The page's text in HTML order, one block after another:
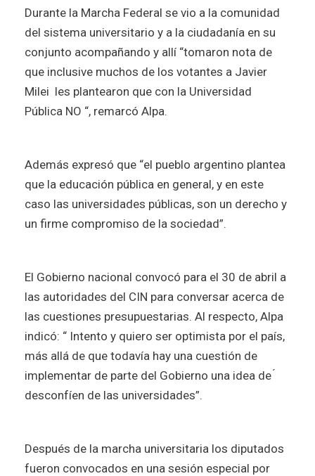
Durante la Marcha Federal se vio a la comunidad
del sistema universitario y a la ciudadanía en su
conjunto acompañando y allí “tomaron nota de
que inclusive muchos de los votantes a Javier
Milei les plantearon que con la Universidad
Pública NO “, remarcó Alpa.
Además expresó que “el pueblo argentino plantea
que la educación pública en general, y en este
caso las universidades públicas, son un derecho y
un firme compromiso de la sociedad”.
El Gobierno nacional convocó para el 30 de abril a
las autoridades del CIN para conversar acerca de
las cuestiones presupuestarias. Al respecto, Alpa
indicó: “ Intento y quiero ser optimista por el país,
más allá de que todavía hay una cuestión de
implementar de parte del Gobierno una idea de ́
desconfíen de las universidades”.
Después de la marcha universitaria los diputados
fueron convocados en una sesión especial por